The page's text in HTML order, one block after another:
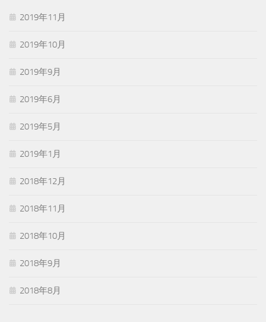
2019年11月
2019年10月
2019年9月
2019年6月
2019年5月
2019年1月
2018年12月
2018年11月
2018年10月
2018年9月
2018年8月